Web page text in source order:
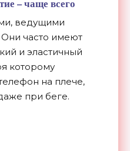
– чаще всего
ведущими
Они часто имеют
и эластичный
которому
на плече,
при беге.